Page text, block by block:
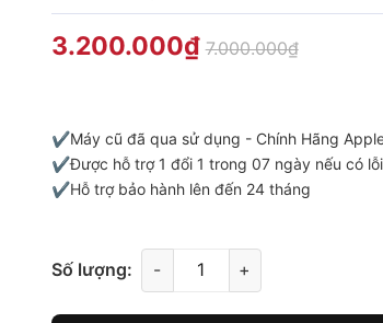
3.200.000₫ 7.000.000₫
✔️Máy cũ đã qua sử dụng - Chính Hãng
✔️Được hỗ trợ 1 đổi 1 trong 07 ngày nếu có
✔️Hỗ trợ bảo hành lên đến 24 tháng
Số lượng: - +